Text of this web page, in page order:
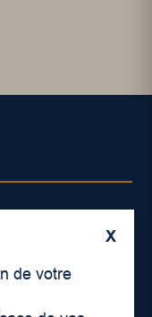
X
de votre